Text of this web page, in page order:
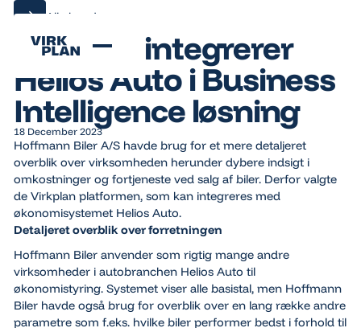
Alle kundecases
Alle kundecases
Virkplan integrerer
Helios Auto i Business
Intelligence løsning
18 December 2023
Hoffmann Biler A/S havde brug for et mere detaljeret
overblik over virksomheden herunder dybere indsigt i
omkostninger og fortjeneste ved salg af biler. Derfor valgte
de Virkplan platformen, som kan integreres med
økonomisystemet Helios Auto.
Detaljeret overblik over forretningen
Hoffmann Biler anvender som rigtig mange andre
virksomheder i autobranchen Helios Auto til
økonomistyring. Systemet viser alle basistal, men Hoffmann
Biler havde også brug for overblik over en lang række andre
parametre som f.eks. hvilke biler performer bedst i forhold til